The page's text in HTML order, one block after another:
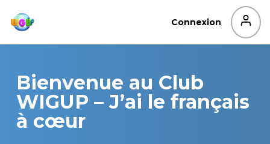
au
contenu
Connexion
Bienvenue au Club
WIGUP – J’ai le français
à cœur